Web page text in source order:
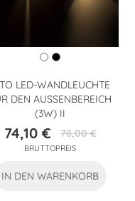
LED-WANDLEUCHTE
DEN AUSSENBEREICH (
3W) II
Preis
74,10 €Verkaufspreis
78,00 €
BRUTTOPREIS
IN DEN WARENKORB